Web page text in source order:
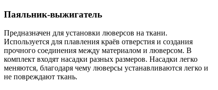
Паяльник-выжигатель
Предназначен для установки люверсов на ткани.
Используется для плавления краёв отверстия и создания
прочного соединения между материалом и люверсом. В
комплект входят насадки разных размеров. Насадки легко
меняются, благодаря чему люверсы устанавливаются легко и
не повреждают ткань.